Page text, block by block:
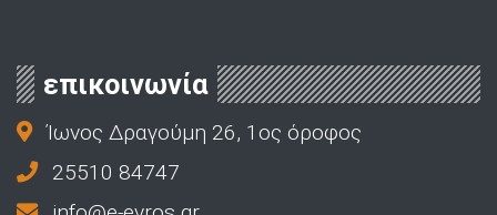
επικοινωνία
Ίωνος Δραγούμη 26, 1ος όροφος
25510 84747